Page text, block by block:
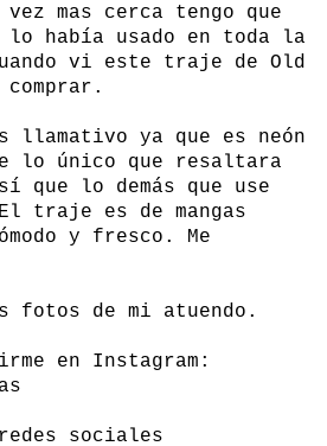
mas cerca tengo que
lo había usado en toda la
vi este traje de Old
llamativo ya que es neón
lo único que resaltara
lo demás que use
traje es de mangas
y fresco. Me
fotos de mi atuendo.
en Instagram:
sociales